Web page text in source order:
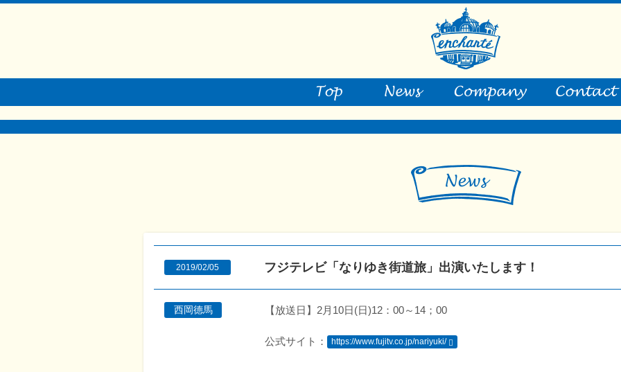
2019/02/05 フジテレビ「なりゆき街道旅」出演いたします！
西岡德馬 【放送日】2月10日(日)12：00～14；00
公式サイト： https://www.fujitv.co.jp/nariyuki/